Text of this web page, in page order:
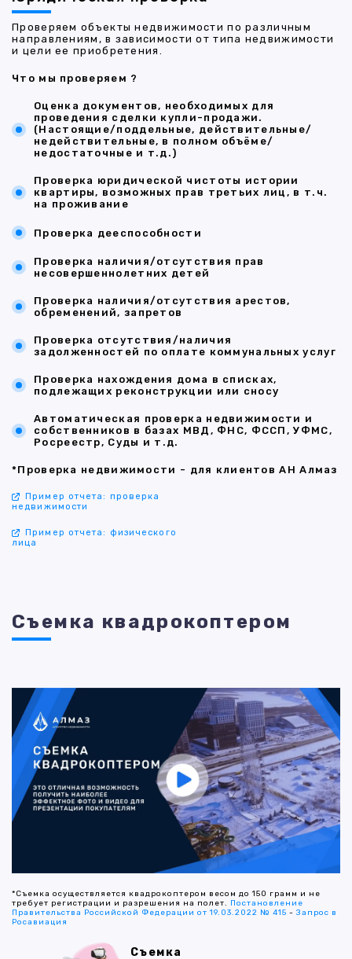
Проверяем объекты недвижимости по различным
направлениям, в зависимости от типа недвижимости
и цели ее приобретения.
Что мы проверяем ?
Оценка документов, необходимых для
проведения сделки купли-продажи.
(Настоящие/поддельные, действительные/
недействительные, в полном объёме/
недостаточные и т.д.)
Проверка юридической чистоты истории
квартиры, возможных прав третьих лиц, в т.ч.
на проживание
Проверка дееспособности
Проверка наличия/отсутствия прав
несовершеннолетних детей
Проверка наличия/отсутствия арестов,
обременений, запретов
Проверка отсутствия/наличия
задолженностей по оплате коммунальных услуг
Проверка нахождения дома в списках,
подлежащих реконструкции или сносу
Автоматическая проверка недвижимости и
собственников в базах МВД, ФНС, ФССП, УФМС,
Росреестр, Суды и т.д.
*Проверка недвижимости - для клиентов АН Алмаз
Пример отчета: проверка
недвижимости
Пример отчета: физического
лица
Съемка квадрокоптером
*Съемка осуществляется квадрокоптером весом до 150 грамм и не
требует регистрации и разрешения на полет. Постановление
Правительства Российской Федерации от 19.03.2022 № 415 -Запрос в
Росавиация
Съемка